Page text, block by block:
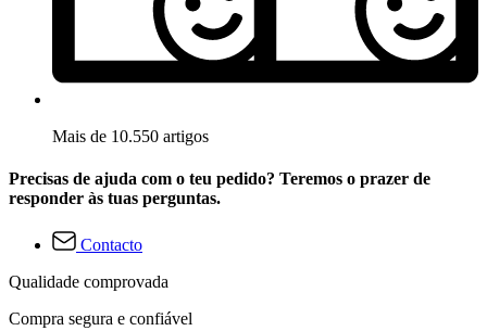
Mais de 10.550 artigos
Precisas de ajuda com o teu pedido? Teremos o prazer de
responder às tuas perguntas.
Contacto
Qualidade comprovada
Compra segura e confiável